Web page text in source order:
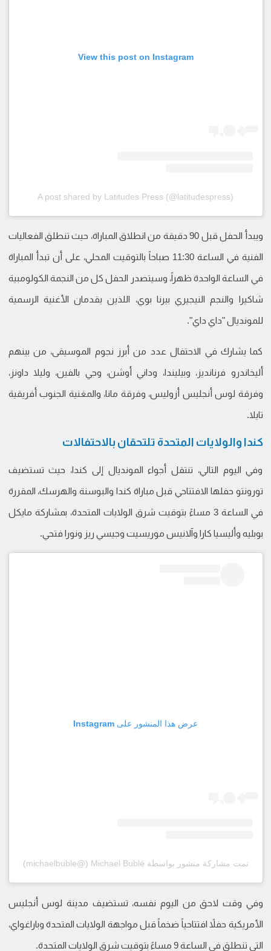
View this post on Instagram
A post shared by Latitudes Press (@latitudespress)
ويبدأ الحفل قبل 90 دقيقة من انطلاق المباراة، حيث تنطلق الفعاليات
الفنية في الساعة 11:30 صباحاً بالتوقيت المحلي، على أن تبدأ المباراة
في الساعة الواحدة ظهراً، وسيتصدر الحفل كل من النجمة الكولومبية
شاكيرا والنجم النيجيري بيرنا بوي، اللذين يقدمان الأغنية الرسمية
للمونديال "داي داي".
كما يشارك في الاحتفال عدد من أبرز نجوم الموسيقى، من بينهم
أليخاندرو فرنانديز، وبيليندا، وداني أوشن، وجي بالفين، وليلا داونز،
وفرقة لوس أنجليس أزوليس، وفرقة مانا، والمغنية الجنوب أفريقية
تايلا.
كندا والولايات المتحدة تلتحقان بالاحتفالات
وفي اليوم التالي، تنتقل أجواء المونديال إلى كندا، حيث تستضيف
تورونتو حفلها الافتتاحي قبل مباراة كندا والبوسنة والهرسك، المقررة
في الساعة 3 مساءً بتوقيت شرق الولايات المتحدة، بمشاركة مايكل
بوبليه وأليسيا كارا وآلانيس موريسيت وجيسي ريز ونورا فتحي.
عرض هذا المنشور على Instagram
تمت مشاركة منشور بواسطة ‏‎Michael Bublé‎‏ (@‏‎michaelbuble‎‏)
وفي وقت لاحق من اليوم نفسه، تستضيف مدينة لوس أنجليس
الأمريكية حفلاً افتتاحياً ضخماً قبل مواجهة الولايات المتحدة وباراغواي،
التي تنطلق في الساعة 9 مساءً بتوقيت شرق الولايات المتحدة.